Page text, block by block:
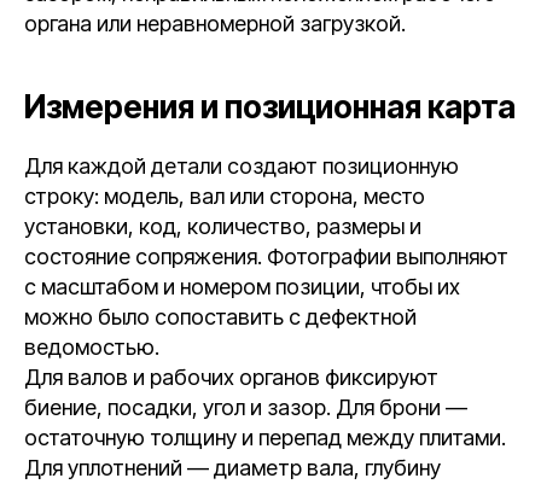
органа или неравномерной загрузкой.
Измерения и позиционная карта
Для каждой детали создают позиционную
строку: модель, вал или сторона, место
установки, код, количество, размеры и
состояние сопряжения. Фотографии выполняют
с масштабом и номером позиции, чтобы их
можно было сопоставить с дефектной
ведомостью.
Для валов и рабочих органов фиксируют
биение, посадки, угол и зазор. Для брони —
остаточную толщину и перепад между плитами.
Для уплотнений — диаметр вала, глубину